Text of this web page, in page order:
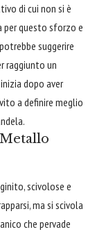
di cui non si è
per questo sforzo e
suggerire
raggiunto un
dopo aver
a definire meglio
scivolose e
ma si scivola
che pervade